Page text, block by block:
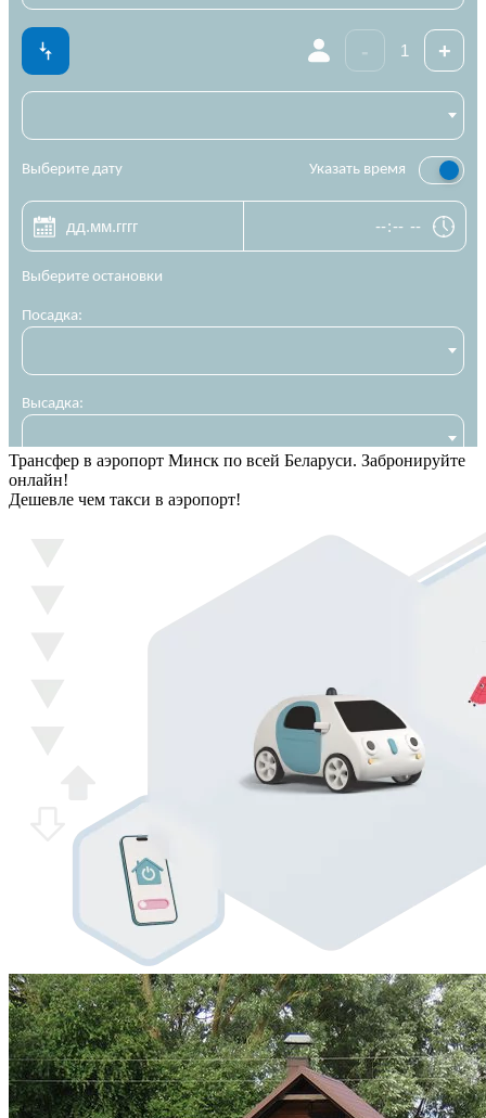
Трансфер в аэропорт Минск по всей Беларуси. Забронируйте
онлайн!
Дешевле чем такси в аэропорт!